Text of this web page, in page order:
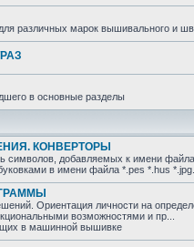
различных марок вышивального и
в основные разделы
КОНВЕРТОРЫ
добавляемых к имени
в имени файла *.pes *.hus *.jpg.
Ориентация личности на
возможностями и пр...
в машинной вышивке